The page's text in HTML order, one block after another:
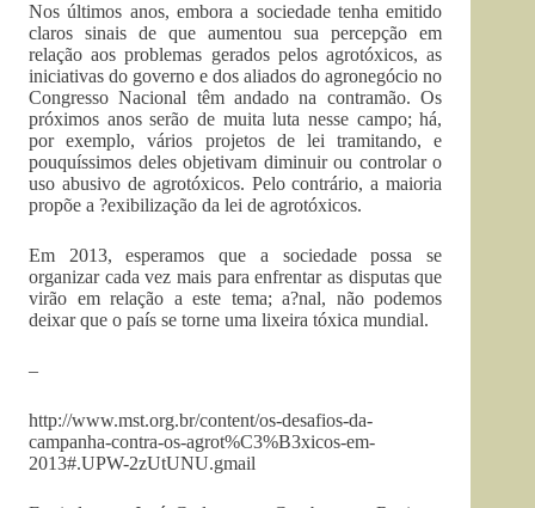
Nos últimos anos, embora a sociedade tenha emitido
claros sinais de que aumentou sua percepção em
relação aos problemas gerados pelos agrotóxicos, as
iniciativas do governo e dos aliados do agronegócio no
Congresso Nacional têm andado na contramão. Os
próximos anos serão de muita luta nesse campo; há,
por exemplo, vários projetos de lei tramitando, e
pouquíssimos deles objetivam diminuir ou controlar o
uso abusivo de agrotóxicos. Pelo contrário, a maioria
propõe a ?exibilização da lei de agrotóxicos.
Em 2013, esperamos que a sociedade possa se
organizar cada vez mais para enfrentar as disputas que
virão em relação a este tema; a?nal, não podemos
deixar que o país se torne uma lixeira tóxica mundial.
–
http://www.mst.org.br/content/os-desafios-da-
campanha-contra-os-agrot%C3%B3xicos-em-
2013#.UPW-2zUtUNU.gmail